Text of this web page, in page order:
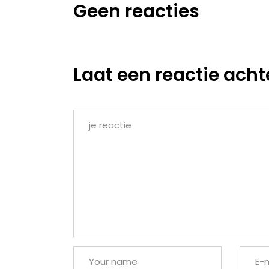
Geen reacties
Laat een reactie